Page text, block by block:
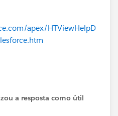
apex/HTViewHelpD
a resposta como útil